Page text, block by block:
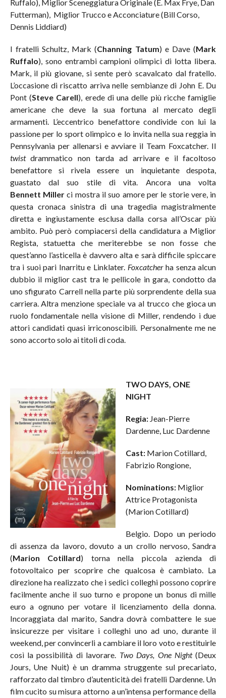
Ruffalo), Miglior Sceneggiatura Originale (E. Max Frye, Dan
Futterman), Miglior Trucco e Acconciature (Bill Corso,
Dennis Liddiard)
I fratelli Schultz, Mark (Channing Tatum) e Dave (Mark
Ruffalo), sono entrambi campioni olimpici di lotta libera.
Mark, il più giovane, si sente però scavalcato dal fratello.
L’occasione di riscatto arriva nelle sembianze di John E. Du
Pont (Steve Carell), erede di una delle più ricche famiglie
americane che deve la sua fortuna al mercato degli
armamenti. L’eccentrico benefattore condivide con lui la
passione per lo sport olimpico e lo invita nella sua reggia in
Pennsylvania per allenarsi e avviare il Team Foxcatcher. Il
twistdrammatico non tarda ad arrivare e il facoltoso
benefattore si rivela essere un inquietante despota,
guastato dal suo stile di vita. Ancora una volta
Bennett Millerci mostra il suo amore per le storie vere, in
questa cronaca sinistra di una tragedia magistralmente
diretta e ingiustamente esclusa dalla corsa all’Oscar più
ambito. Può però compiacersi della candidatura a Miglior
Regista, statuetta che meriterebbe se non fosse che
quest’anno l’asticella è davvero alta e sarà difficile spiccare
tra i suoi pari Inarritu e Linklater. Foxcatcherha senza alcun
dubbio il miglior cast tra le pellicole in gara, condotto da
uno sfigurato Carrell nella parte più sorprendente della sua
carriera. Altra menzione speciale va al trucco che gioca un
ruolo fondamentale nella visione di Miller, rendendo i due
attori candidati quasi irriconoscibili. Personalmente me ne
sono accorto solo ai titoli di coda.
TWO DAYS, ONE
NIGHT
Regia: Jean-Pierre
Dardenne, Luc Dardenne
Cast: Marion Cotillard,
Fabrizio Rongione,
Nominations: Miglior
Attrice Protagonista
(Marion Cotillard)
Belgio. Dopo un periodo
di assenza da lavoro, dovuto a un crollo nervoso, Sandra
(Marion Cotillard) torna nella piccola azienda di
fotovoltaico per scoprire che qualcosa è cambiato. La
direzione ha realizzato che i sedici colleghi possono coprire
facilmente anche il suo turno e propone un bonus di mille
euro a ognuno per votare il licenziamento della donna.
Incoraggiata dal marito, Sandra dovrà combattere le sue
insicurezze per visitare i colleghi uno ad uno, durante il
weekend, per convincerli a cambiare il loro voto e restituirle
così la possibilità di lavorare. Two Days, One Night(Deux
Jours, Une Nuit) è un dramma struggente sul precariato,
rafforzato dal timbro d’autenticità dei fratelli Dardenne. Un
film cucito su misura attorno a un’intensa performance della